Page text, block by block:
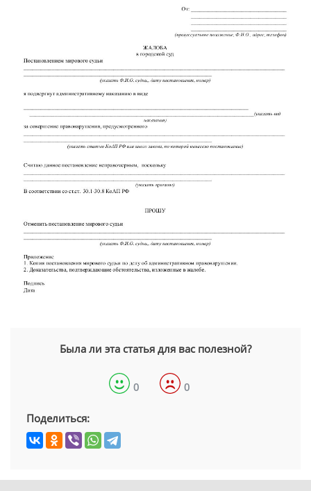
Была ли эта статья для вас полезной?
0 0
Поделиться: